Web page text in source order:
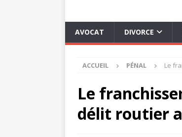
AVOCAT DIVORCE
ACCUEIL PÉNAL Le
Le
délit routier